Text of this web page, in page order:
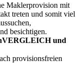
Maklerprovision mit
treten und somit viel
besichtigen.
und
provisionsfreien